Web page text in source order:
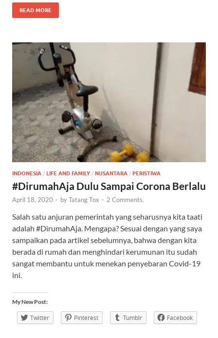
READ MORE
INDONESIA / LIFE AND FAMILY / NUSANTARA / PERISTIWA
#DirumahAja Dulu Sampai Corona Berlalu
April 18, 2020 - byTatang Tox - 2 Comments.
Salah satu anjuran pemerintah yang seharusnya kita taati
adalah #DirumahAja. Mengapa? Sesuai dengan yang saya
sampaikan pada artikel sebelumnya, bahwa dengan kita
berada di rumah dan menghindari kerumunan itu sudah
sangat membantu untuk menekan penyebaran Covid-19
ini.
My New Post:
Twitter Pinterest Tumblr Facebook